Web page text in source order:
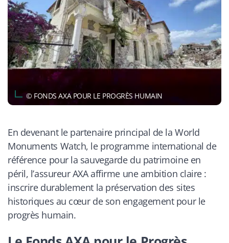
© FONDS AXA POUR LE PROGRÈS HUMAIN
En devenant le partenaire principal de la World
Monuments Watch, le programme international de
référence pour la sauvegarde du patrimoine en
péril, l’assureur AXA affirme une ambition claire :
inscrire durablement la préservation des sites
historiques au cœur de son engagement pour le
progrès humain.